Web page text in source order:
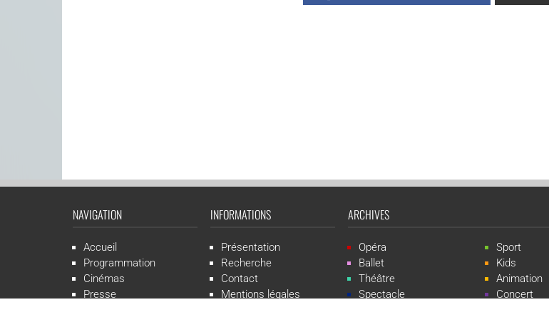
NAVIGATION
Accueil
Programmation
Cinémas
Presse
INFORMATIONS
Présentation
Recherche
Contact
Mentions légales
ARCHIVES
Opéra
Ballet
Théâtre
Spectacle
Sport
Kids
Animation
Concert